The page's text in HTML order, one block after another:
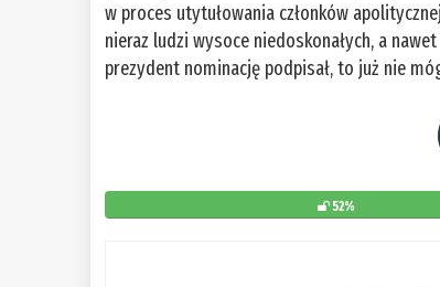
w proces utytułowania członków
nieraz ludzi wysoce niedoskonałych, a
prezydent nominację podpisał, to już nie
52%